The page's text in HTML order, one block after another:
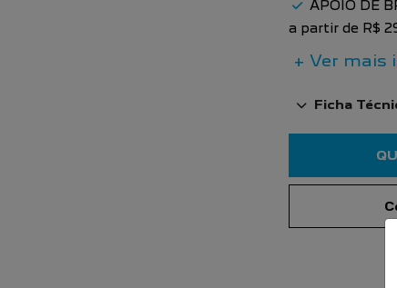
APOIO DE
a partir de R$
+ Ver mais
Ficha